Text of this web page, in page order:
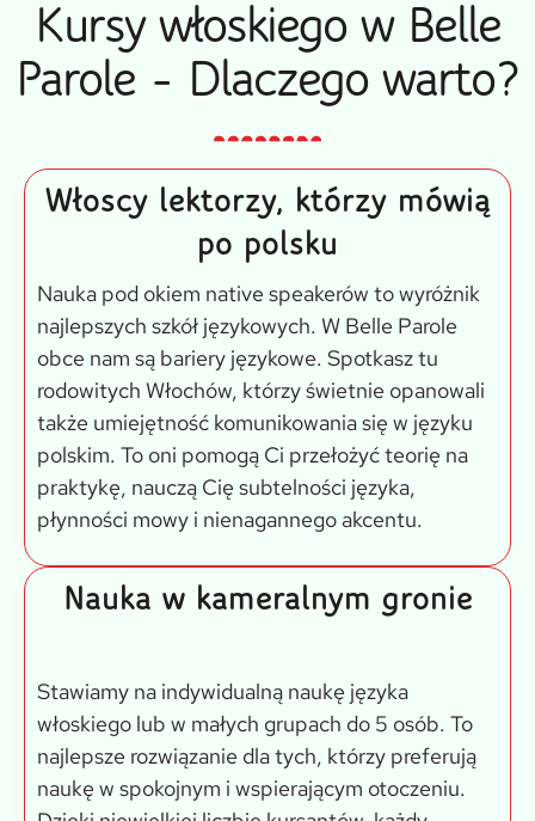
Kursy włoskiego w Belle
Parole - Dlaczego warto?
Włoscy lektorzy, którzy mówią
po polsku
Nauka pod okiem native speakerów to wyróżnik
najlepszych szkół językowych. W Belle Parole
obce nam są bariery językowe. Spotkasz tu
rodowitych Włochów, którzy świetnie opanowali
także umiejętność komunikowania się w języku
polskim. To oni pomogą Ci przełożyć teorię na
praktykę, nauczą Cię subtelności języka,
płynności mowy i nienagannego akcentu.
Nauka w kameralnym gronie
Stawiamy na indywidualną naukę języka
włoskiego lub w małych grupach do 5 osób. To
najlepsze rozwiązanie dla tych, którzy preferują
naukę w spokojnym i wspierającym otoczeniu.